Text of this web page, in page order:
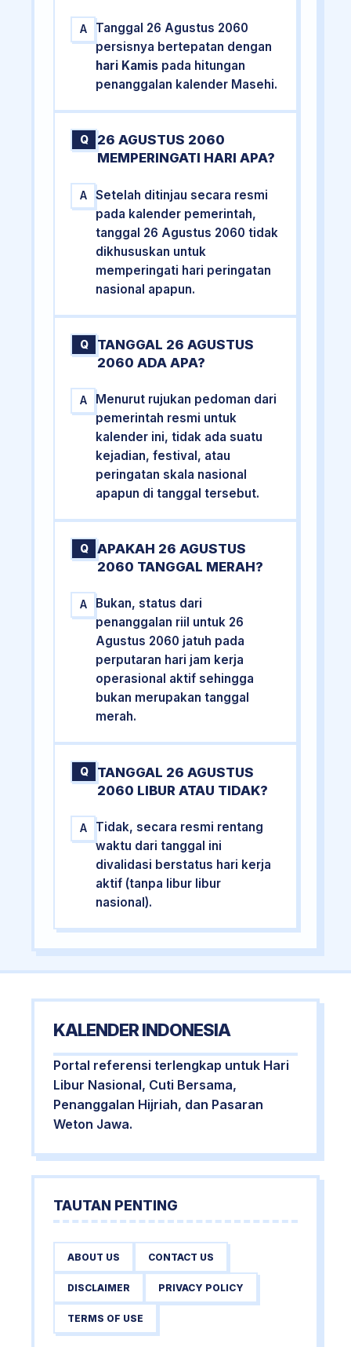
A
Tanggal 26 Agustus 2060
persisnya bertepatan dengan
hari Kamis pada hitungan
penanggalan kalender Masehi.
Q
26 AGUSTUS 2060
MEMPERINGATI HARI APA?
A
Setelah ditinjau secara resmi
pada kalender pemerintah,
tanggal 26 Agustus 2060 tidak
dikhususkan untuk
memperingati hari peringatan
nasional apapun.
Q
TANGGAL 26 AGUSTUS
2060 ADA APA?
A
Menurut rujukan pedoman dari
pemerintah resmi untuk
kalender ini, tidak ada suatu
kejadian, festival, atau
peringatan skala nasional
apapun di tanggal tersebut.
Q
APAKAH 26 AGUSTUS
2060 TANGGAL MERAH?
A
Bukan, status dari
penanggalan riil untuk 26
Agustus 2060 jatuh pada
perputaran hari jam kerja
operasional aktif sehingga
bukan merupakan tanggal
merah.
Q
TANGGAL 26 AGUSTUS
2060 LIBUR ATAU TIDAK?
A
Tidak, secara resmi rentang
waktu dari tanggal ini
divalidasi berstatus hari kerja
aktif (tanpa libur libur
nasional).
KALENDER INDONESIA
Portal referensi terlengkap untuk Hari
Libur Nasional, Cuti Bersama,
Penanggalan Hijriah, dan Pasaran
Weton Jawa.
TAUTAN PENTING
ABOUT US CONTACT US
DISCLAIMER PRIVACY POLICY
TERMS OF USE